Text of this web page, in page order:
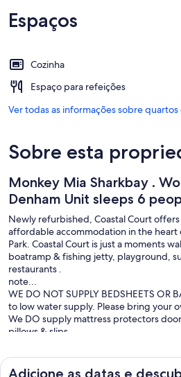
Espaços
Cozinha
Espaço para refeições
Ver todas as informações sobre quartos
Sobre esta
Monkey Mia Sharkbay .
Denham Unit sleeps 6
Newly refurbished, Coastal Court
affordable accommodation in the heart
Park. Coastal Court is just a moments
boatramp & fishing jetty, playground,
restaurants .
note...
WE DO NOT SUPPLY BEDSHEETS OR
to low water supply. Please bring your
We DO supply mattress protectors
pillows & slips.
4 single beds.
The unit has a fully equipped kitchen,
Adicione as datas e